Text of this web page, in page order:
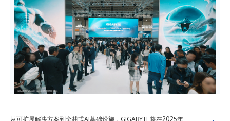
从可扩展解决方案到全栈式AI基础设施，GIGABYTE将在2025年